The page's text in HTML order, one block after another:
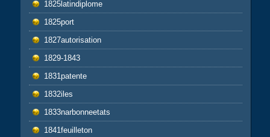
1825latindiplome
1825port
1827autorisation
1829-1843
1831patente
1832iles
1833narbonneetats
1841feuilleton